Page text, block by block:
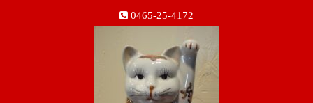
0465-25-4172